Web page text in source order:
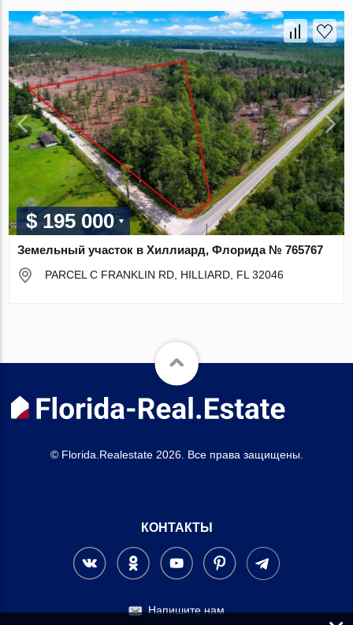
$ 195 000
Земельный участок в Хиллиард, Флорида № 765767
PARCEL C FRANKLIN RD, HILLIARD, FL 32046
© Florida.Realestate 2026. Все права защищены.
КОНТАКТЫ
Напишите нам